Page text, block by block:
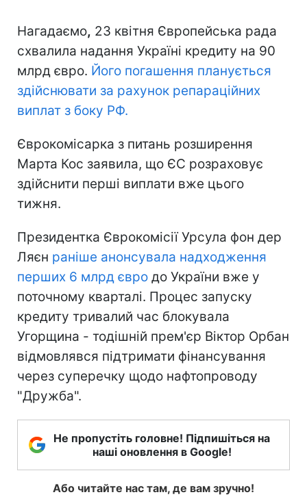
Нагадаємо, 23 квітня Європейська рада
схвалила надання Україні кредиту на 90
млрд євро. Його погашення планується
здійснювати за рахунок репараційних
виплат з боку РФ.
Єврокомісарка з питань розширення
Марта Кос заявила, що ЄС розраховує
здійснити перші виплати вже цього
тижня.
Президентка Єврокомісії Урсула фон дер
Ляєн раніше анонсувала надходження
перших 6 млрд євро до України вже у
поточному кварталі. Процес запуску
кредиту тривалий час блокувала
Угорщина - тодішній прем'єр Віктор Орбан
відмовлявся підтримати фінансування
через суперечку щодо нафтопроводу
"Дружба".
Не пропустіть головне! Підпишіться на
наші оновлення в Google!
Або читайте нас там, де вам зручно!